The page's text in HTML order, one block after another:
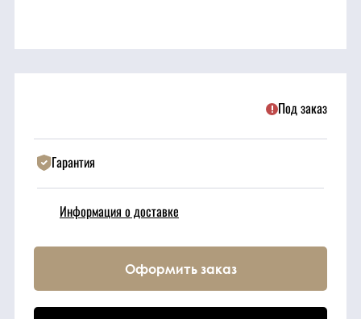
Прочие
Фильтрующие
Ходовые части
Под заказ
Гарантия
Информация о доставке
Оформить заказ